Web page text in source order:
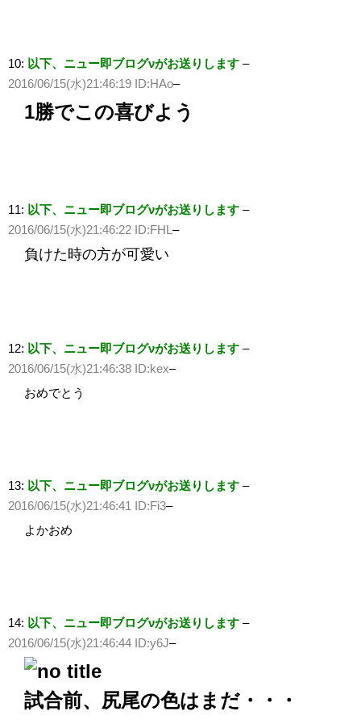
10: 以下、ニュー即ブログνがお送りします –
2016/06/15(水)21:46:19 ID:HAo–
1勝でこの喜びよう
11: 以下、ニュー即ブログνがお送りします –
2016/06/15(水)21:46:22 ID:FHL –
負けた時の方が可愛い
12: 以下、ニュー即ブログνがお送りします –
2016/06/15(水)21:46:38 ID:kex–
おめでとう
13: 以下、ニュー即ブログνがお送りします –
2016/06/15(水)21:46:41 ID:Fi3–
よかおめ
14: 以下、ニュー即ブログνがお送りします –
2016/06/15(水)21:46:44 ID:y6J–
試合前、尻尾の色はまだ・・・